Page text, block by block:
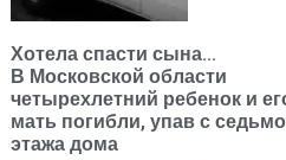
Хотела спасти сына...
В Московской области
четырехлетний ребенок и
мать погибли, упав с
этажа дома